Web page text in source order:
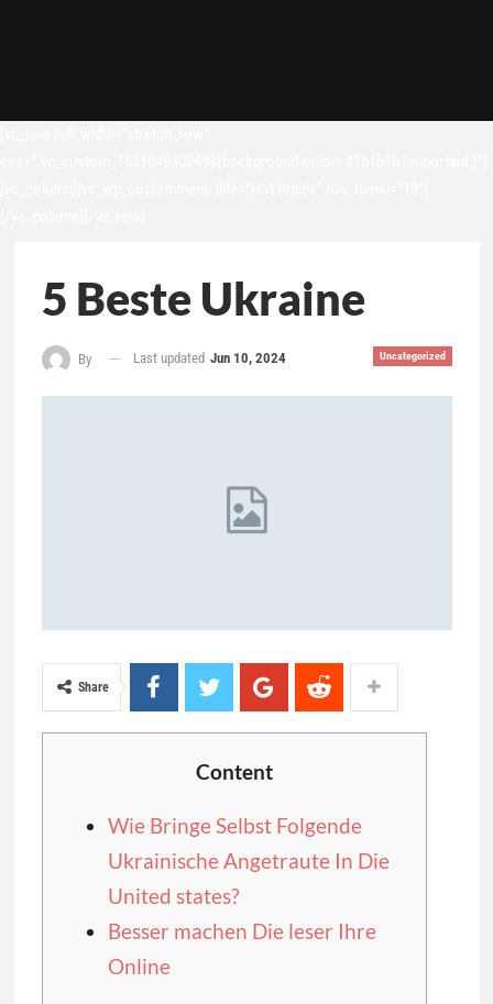
5 Beste Ukraine
Uncategorized
By Last updated Jun 10, 2024
Share
Content
Wie Bringe Selbst Folgende
Ukrainische Angetraute In Die
United states?
Besser machen Die leser Ihre
Online